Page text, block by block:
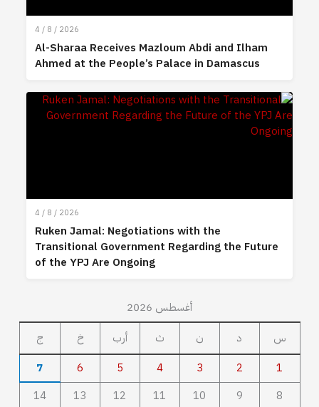
4 / 8 / 2026
Al-Sharaa Receives Mazloum Abdi and Ilham
Ahmed at the People’s Palace in Damascus
4 / 8 / 2026
Ruken Jamal: Negotiations with the
Transitional Government Regarding the Future
of the YPJ Are Ongoing
أغسطس 2026
س
د ن ث أرب خ
ج
1
2
3
4
5
6
7
8
9
10
11
12
13
14